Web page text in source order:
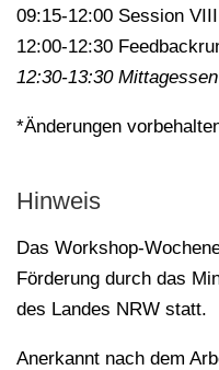
09:15-12:00 Session VIII
12:00-12:30
12:30-13:30 Mittagessen
*Änderungen
Hinweis
Das Workshop-
Förderung durch das
des Landes NRW statt.
Anerkannt nach dem